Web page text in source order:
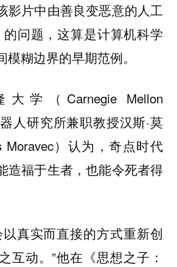
影片中由善良变恶意的人工
问题，这算是计算机科学
糊边界的早期范例。
学（Carnegie Mellon
人研究所兼职教授汉斯·莫
Moravec）认为，奇点时代
造福于生者，也能令死者得
真实而直接的方式重新创
互动。”他在《思想之子：